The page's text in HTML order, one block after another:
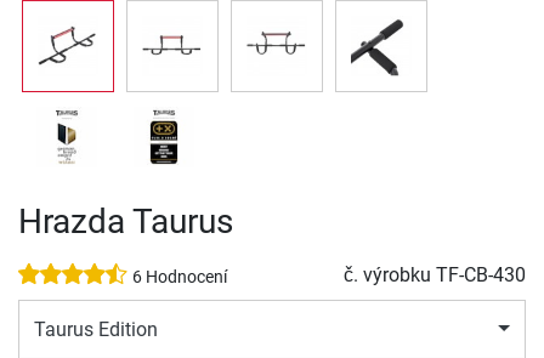
Hrazda Taurus
6 Hodnocení č. výrobku TF-CB-430
Taurus Edition